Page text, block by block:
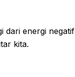
dari energi negatif
kita.